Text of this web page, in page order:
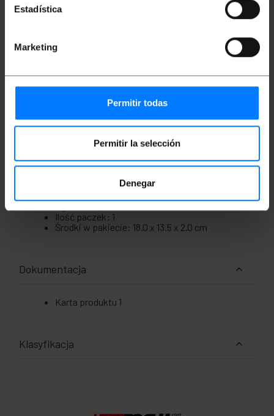
Estadística
Marketing
Permitir todas
Permitir la selección
Denegar
złączem żeńskim na jednym końcu i złączem
urządzeniami komunikacyjnymi, takimi jak
drukarki, modemy, sprzęt sieciowy lub
Połączenia między złączami są typu pin-1, 2-
2, 3-3, 4-4, 5-5, 6-6, 7-7, 8-8, 9-9
Waga brutto: 120 g
Ilość paczek: 1
Środki w pakiecie: 18.0 x 13.5 x 2.0 cm
Dokumentacja
Karta produktu 1
Klasyfikacja